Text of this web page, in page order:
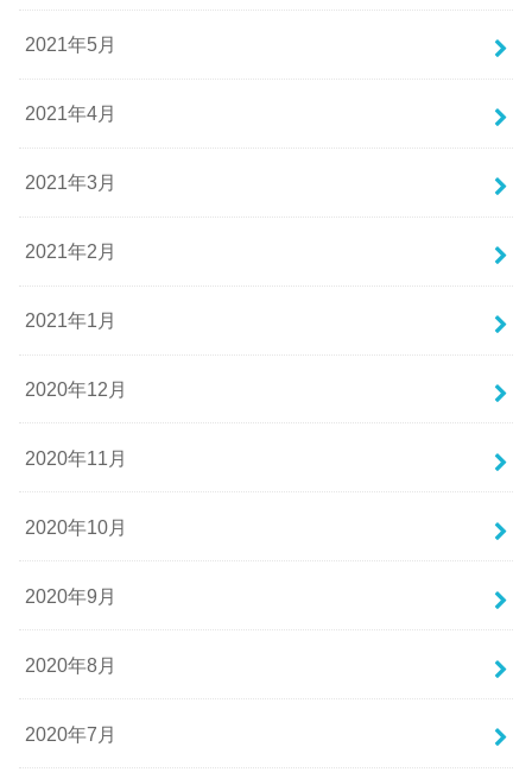
2021年5月
2021年4月
2021年3月
2021年2月
2021年1月
2020年12月
2020年11月
2020年10月
2020年9月
2020年8月
2020年7月